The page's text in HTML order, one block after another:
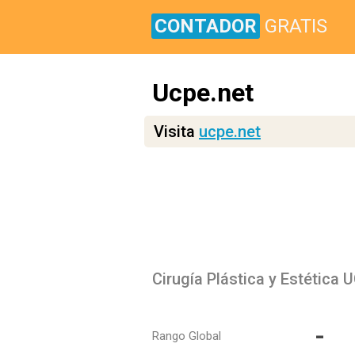
CONTADOR GRATIS
Ucpe.net
Visita ucpe.net
Rango Global -